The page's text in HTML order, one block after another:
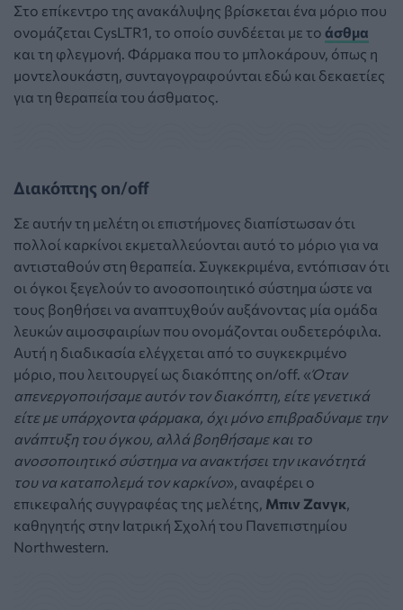
Στο επίκεντρο της ανακάλυψης βρίσκεται ένα μόριο που
ονομάζεται CysLTR1, το οποίο συνδέεται με το άσθμα
και τη φλεγμονή. Φάρμακα που το μπλοκάρουν, όπως η
μοντελουκάστη, συνταγογραφούνται εδώ και δεκαετίες
για τη θεραπεία του άσθματος.
Διακόπτης on/off
Σε αυτήν τη μελέτη οι επιστήμονες διαπίστωσαν ότι
πολλοί καρκίνοι εκμεταλλεύονται αυτό το μόριο για να
αντισταθούν στη θεραπεία. Συγκεκριμένα, εντόπισαν ότι
οι όγκοι ξεγελούν το ανοσοποιητικό σύστημα ώστε να
τους βοηθήσει να αναπτυχθούν αυξάνοντας μία ομάδα
λευκών αιμοσφαιρίων που ονομάζονται ουδετερόφιλα.
Αυτή η διαδικασία ελέγχεται από το συγκεκριμένο
μόριο, που λειτουργεί ως διακόπτης on/off. «Όταν
απενεργοποιήσαμε αυτόν τον διακόπτη, είτε γενετικά
είτε με υπάρχοντα φάρμακα, όχι μόνο επιβραδύναμε την
ανάπτυξη του όγκου, αλλά βοηθήσαμε και το
ανοσοποιητικό σύστημα να ανακτήσει την ικανότητά
του να καταπολεμά τον καρκίνο», αναφέρει ο
επικεφαλής συγγραφέας της μελέτης, Μπιν Ζανγκ
καθηγητής στην Ιατρική Σχολή του Πανεπιστημίου
Northwestern.